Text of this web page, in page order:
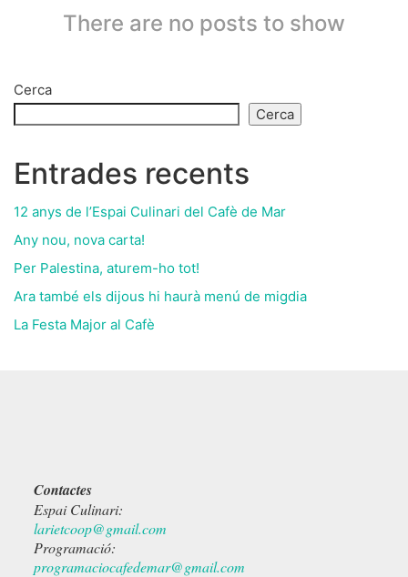
There are no posts to show
Cerca
Cerca
Entrades recents
12 anys de l’Espai Culinari del Cafè de Mar
Any nou, nova carta!
Per Palestina, aturem-ho tot!
Ara també els dijous hi haurà menú de migdia
La Festa Major al Cafè
Contactes
Espai Culinari:
larietcoop@gmail.com
Programació:
programaciocafedemar@gmail.com